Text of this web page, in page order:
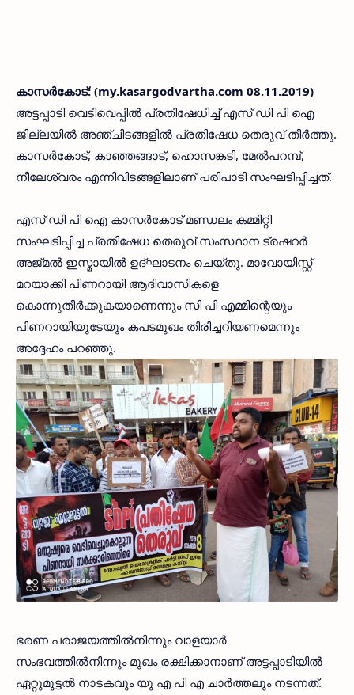
കാസര്‍കോട്: (my.kasargodvartha.com 08.11.2019)
അട്ടപ്പാടി വെടിവെപ്പില്‍ പ്രതിഷേധിച്ച് എസ് ഡി പി ഐ
ജില്ലയില്‍ അഞ്ചിടങ്ങളില്‍ പ്രതിഷേധ തെരുവ് തീര്‍ത്തു.
കാസര്‍കോട്, കാഞ്ഞങ്ങാട്, ഹൊസങ്കടി, മേല്‍പറമ്പ്,
നീലേശ്വരം എന്നിവിടങ്ങളിലാണ് പരിപാടി സംഘടിപ്പിച്ചത്.
എസ് ഡി പി ഐ കാസര്‍കോട് മണ്ഡലം കമ്മിറ്റി
സംഘടിപ്പിച്ച പ്രതിഷേധ തെരുവ് സംസ്ഥാന ട്രഷറര്‍
അജ്മല്‍ ഇസ്മായില്‍ ഉദ്ഘാടനം ചെയ്തു. മാവോയിസ്റ്റ്
മറയാക്കി പിണറായി ആദിവാസികളെ
കൊന്നുതീര്‍ക്കുകയാണെന്നും സി പി എമ്മിന്റെയും
പിണറായിയുടേയും കപടമുഖം തിരിച്ചറിയണമെന്നും
അദ്ദേഹം പറഞ്ഞു.
ഭരണ പരാജയത്തില്‍നിന്നും വാളയാര്‍
സംഭവത്തില്‍നിന്നും മുഖം രക്ഷിക്കാനാണ് അട്ടപ്പാടിയില്‍
ഏറ്റുമുട്ടല്‍ നാടകവും യു എ പി എ ചാര്‍ത്തലും നടന്നത്.